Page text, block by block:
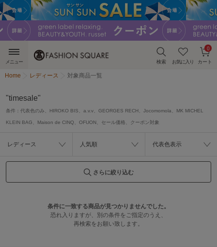
検索 お気に入り カート
0
メニュー
Home レディース 対象商品一覧
"timesale"
条件： 代表色のみ、HIROKO BIS、a.v.v、GEORGES RECH、Jocomomola、MK MICHEL
KLEIN BAG、Maison de CINQ、OFUON、セール価格、クーポン対象
レディース 人気順 代表色表示
さらに絞り込む
条件に一致する商品が見つかりませんでした。
恐れ入りますが、別の条件をご指定のうえ、
再検索をお願い致します。